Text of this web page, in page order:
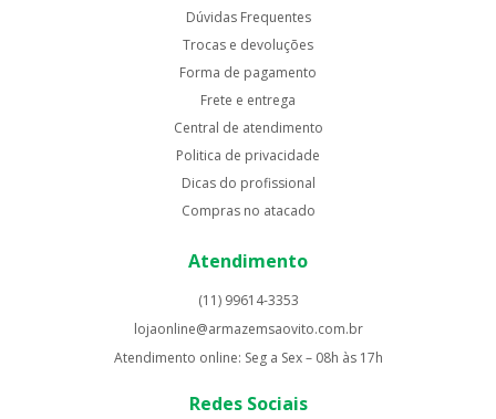
Dúvidas Frequentes
Trocas e devoluções
Forma de pagamento
Frete e entrega
Central de atendimento
Politica de privacidade
Dicas do profissional
Compras no atacado
Atendimento
(11) 99614-3353
lojaonline@armazemsaovito.com.br
Atendimento online: Seg a Sex – 08h às 17h
Redes Sociais